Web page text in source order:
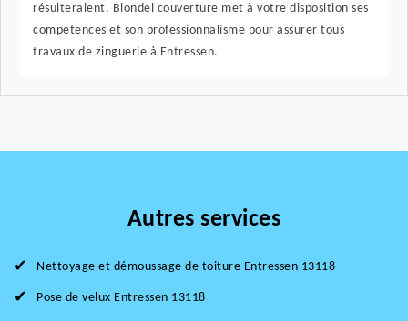
résulteraient. Blondel couverture met à votre disposition ses
compétences et son professionnalisme pour assurer tous
travaux de zinguerie à Entressen.
Autres services
Nettoyage et démoussage de toiture Entressen 13118
Pose de velux Entressen 13118